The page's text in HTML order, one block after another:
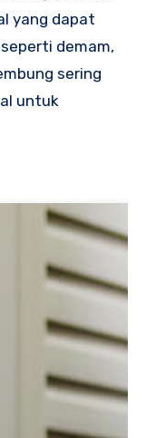
yang dapat
demam,
sering
untuk